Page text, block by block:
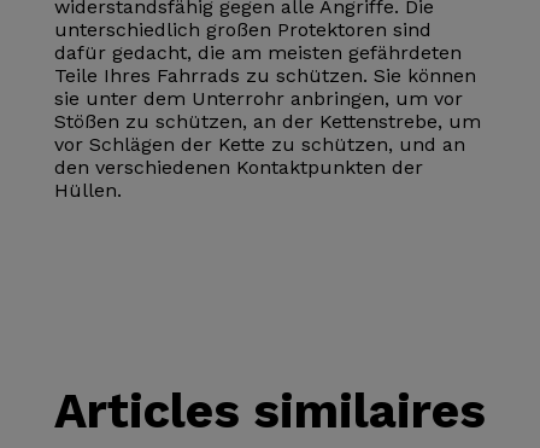
widerstandsfähig gegen alle Angriffe. Die
unterschiedlich großen Protektoren sind
dafür gedacht, die am meisten gefährdeten
Teile Ihres Fahrrads zu schützen. Sie können
sie unter dem Unterrohr anbringen, um vor
Stößen zu schützen, an der Kettenstrebe, um
vor Schlägen der Kette zu schützen, und an
den verschiedenen Kontaktpunkten der
Hüllen.
Articles similaires